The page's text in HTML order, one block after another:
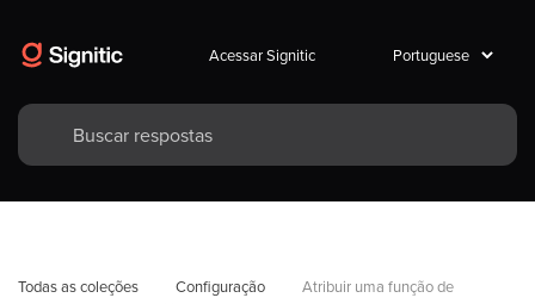
Acessar Signitic
Todas as coleções Configuração
Atribuir uma função de